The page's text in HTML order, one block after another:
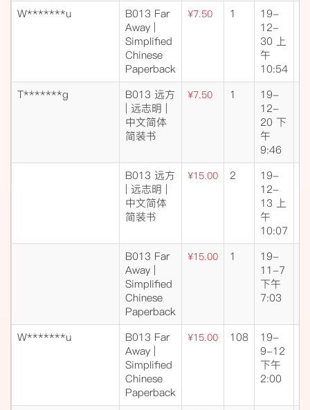
W*******u
B013 Far
Away |
Simplified
Chinese
Paperback
¥7.50 1
19-
12-
30 上
午
10:54
T*******g
B013 远方
| 远志明 |
中文简体
简装书
¥7.50 1
19-
12-
20 下
午
9:46
B013 远方
| 远志明 |
中文简体
简装书
¥15.00 2
19-
12-
13 上
午
10:07
B013 Far
Away |
Simplified
Chinese
Paperback
¥15.00 1
19-
11-7
下午
7:03
W*******u
B013 Far
Away |
Simplified
Chinese
Paperback
¥15.00 108
19-
9-12
下午
2:00